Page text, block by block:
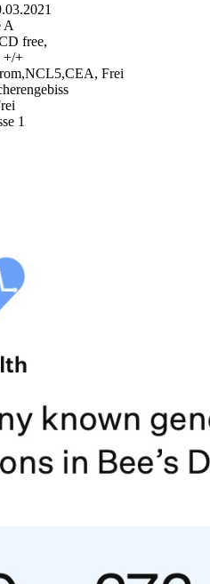
A
free,
+/+
Frei
1